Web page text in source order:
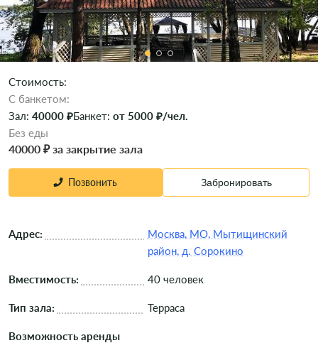
Стоимость:
C банкетом:
Зал: 40000 ₽Банкет: от 5000 ₽/чел.
Без еды
40000 ₽ за закрытие зала
Позвонить Забронировать
Адрес:
Москва, МО, Мытищинский
район, д. Сорокино
Вместимость: 40 человек
Тип зала: Терраса
Возможность аренды